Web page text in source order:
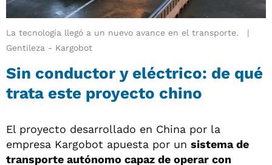
La tecnología llegó a un nuevo avance en el transporte.
Gentileza - Kargobot
Sin conductor y eléctrico: de qué
trata este proyecto chino
El proyecto desarrollado en China por la
empresa Kargobot apuesta por un sistema de
transporte autónomo capaz de operar con